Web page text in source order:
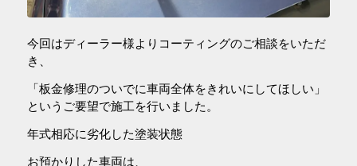
今回はディーラー様よりコーティングのご相談をいただ
き、
「板金修理のついでに車両全体をきれいにしてほしい」
というご要望で施工を行いました。
年式相応に劣化した塗装状態
お預かりした車両は、